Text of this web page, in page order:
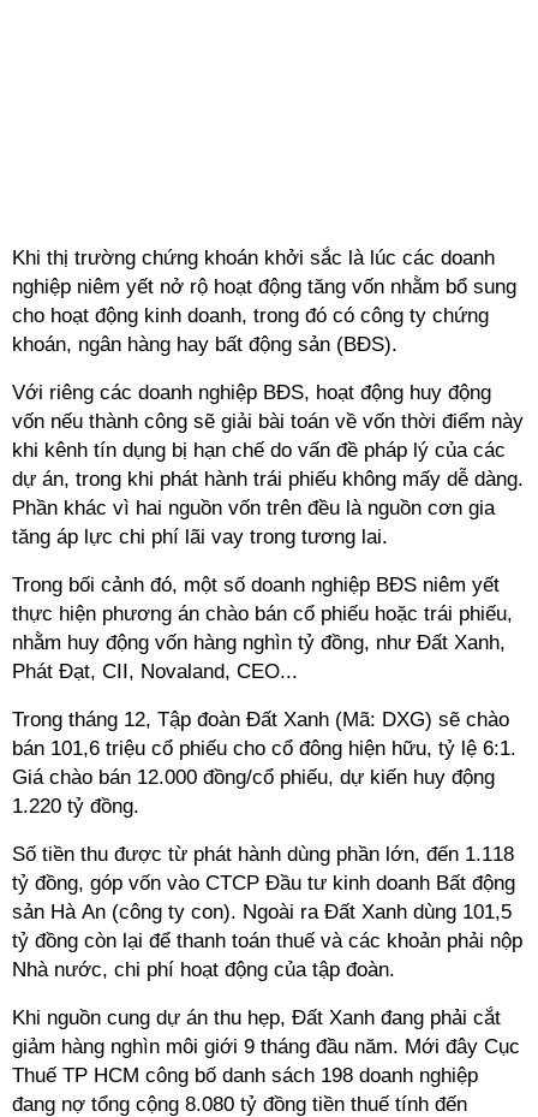
Khi thị trường chứng khoán khởi sắc là lúc các doanh
nghiệp niêm yết nở rộ hoạt động tăng vốn nhằm bổ sung
cho hoạt động kinh doanh, trong đó có công ty chứng
khoán, ngân hàng hay bất động sản (BĐS).
Với riêng các doanh nghiệp BĐS, hoạt động huy động
vốn nếu thành công sẽ giải bài toán về vốn thời điểm này
khi kênh tín dụng bị hạn chế do vấn đề pháp lý của các
dự án, trong khi phát hành trái phiếu không mấy dễ dàng.
Phần khác vì hai nguồn vốn trên đều là nguồn cơn gia
tăng áp lực chi phí lãi vay trong tương lai.
Trong bối cảnh đó, một số doanh nghiệp BĐS niêm yết
thực hiện phương án chào bán cổ phiếu hoặc trái phiếu,
nhằm huy động vốn hàng nghìn tỷ đồng, như Đất Xanh,
Phát Đạt, CII, Novaland, CEO...
Trong tháng 12, Tập đoàn Đất Xanh (Mã: DXG) sẽ chào
bán 101,6 triệu cổ phiếu cho cổ đông hiện hữu, tỷ lệ 6:1.
Giá chào bán 12.000 đồng/cổ phiếu, dự kiến huy động
1.220 tỷ đồng.
Số tiền thu được từ phát hành dùng phần lớn, đến 1.118
tỷ đồng, góp vốn vào CTCP Đầu tư kinh doanh Bất động
sản Hà An (công ty con). Ngoài raĐất Xanh dùng 101,5
tỷ đồng còn lại để thanh toán thuế và các khoản phải nộp
Nhà nước, chi phí hoạt động của tập đoàn.
Khi nguồn cung dự án thu hẹp, Đất Xanh đang phải cắt
giảm hàng nghìn môi giới 9 tháng đầu năm. Mới đây Cục
Thuế TP HCM công bố danh sách 198 doanh nghiệp
đang nợ tổng cộng 8.080 tỷ đồng tiền thuế tính đến